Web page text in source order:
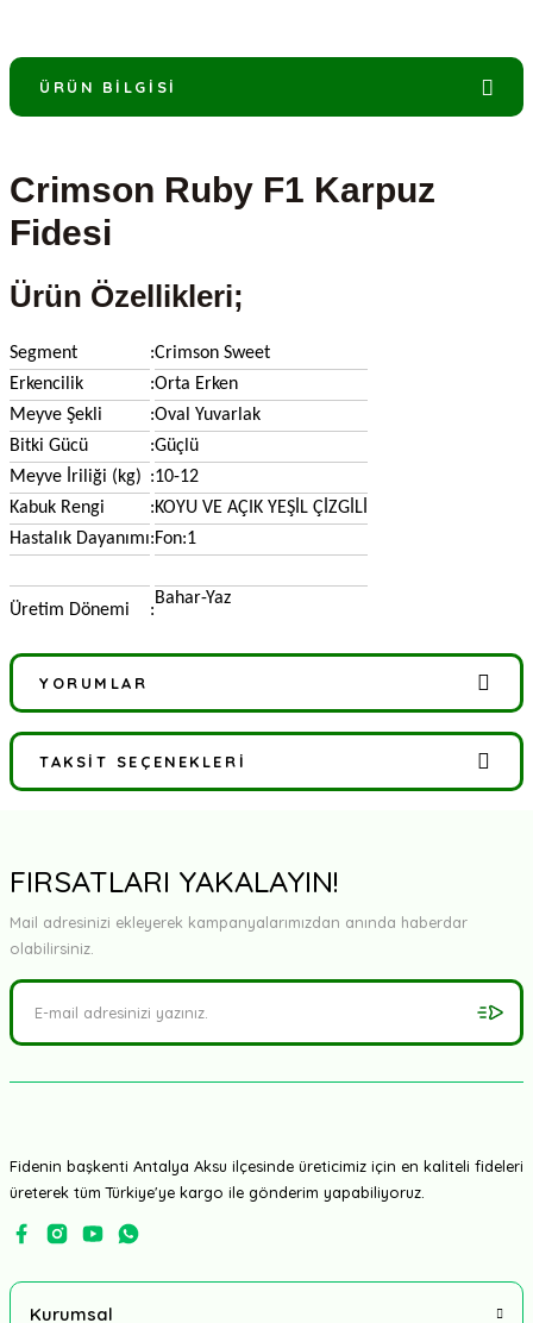
ÜRÜN BILGISI
Crimson Ruby F1 Karpuz
Fidesi
Ürün Özellikleri;
Segment :Crimson Sweet
Erkencilik
:Orta Erken
Meyve Şekli
:Oval Yuvarlak
Bitki Gücü
:Güçlü
Meyve İriliği (kg) :10-12
Kabuk Rengi
:KOYU VE AÇIK YEŞİL ÇİZGİLİ
Hastalık Dayanımı:Fon:1
Üretim Dönemi :
Bahar-Yaz
YORUMLAR
Bu ürüne ilk yorumu siz yapın!
TAKSIT SEÇENEKLERI
FIRSATLARI YAKALAYIN!
Mail adresinizi ekleyerek kampanyalarımızdan anında haberdar
olabilirsiniz.
Fidenin başkenti Antalya Aksu ilçesinde üreticimiz için en kaliteli fideleri
üreterek tüm Türkiye'ye kargo ile gönderim yapabiliyoruz.
Kurumsal